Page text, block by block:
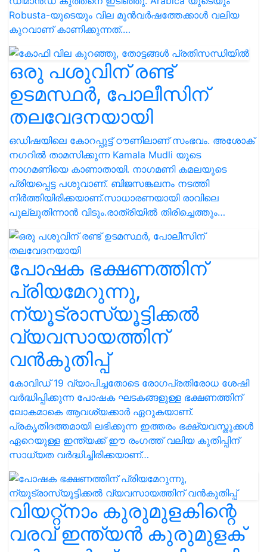
Robusta-യുടെയും വില മുന്‍വര്‍ഷത്തേക്കാള്‍ വലിയ
കുറവാണ് കാണിക്കുന്നത്.…
ഒരു പശുവിന് രണ്ട്
ഉടമസ്ഥര്‍, പോലീസിന്
തലവേദനയായി
ഒഡിഷയിലെ കോറപ്പുട്ട് ഠൗണിലാണ് സംഭവം. അശോക്
നഗറില്‍ താമസിക്കുന്ന Kamala Mudli യുടെ
നാഗമണിയെ കാണാതായി. നാഗമണി കമലയുടെ
പ്രിയപ്പെട്ട പശുവാണ്. ബിജസങ്കലനം നടത്തി
നിര്‍ത്തിയിരിക്കയാണ്.സാധാരണയായി രാവിലെ
പുല്ലുതിന്നാന്‍ വിടും.രാത്രിയില്‍ തിരിച്ചെത്തും…
പോഷക ഭക്ഷണത്തിന്
പ്രിയമേറുന്നു,
ന്യൂട്രാസ്യൂട്ടിക്കല്‍
വ്യവസായത്തിന്
വന്‍കുതിപ്പ്
കോവിഡ് 19 വ്യാപിച്ചതോടെ രോഗപ്രതിരോധ ശേഷി
വര്‍ദ്ധിപ്പിക്കുന്ന പോഷക ഘടകങ്ങളുള്ള ഭക്ഷണത്തിന്
ലോകമാകെ ആവശ്യക്കാര്‍ ഏറുകയാണ്.
പ്രകൃതിദത്തമായി ലഭിക്കുന്ന ഇത്തരം ഭക്ഷ്യവസ്തുക്കള്‍
ഏറെയുള്ള ഇന്ത്യക്ക് ഈ രംഗത്ത് വലിയ കുതിപ്പിന്
സാധ്യത വര്‍ദ്ധിച്ചിരിക്കയാണ്…
വിയറ്റ്‌നാം കുരുമുളകിന്റെ
വരവ് ഇന്ത്യന്‍ കുരുമുളക്